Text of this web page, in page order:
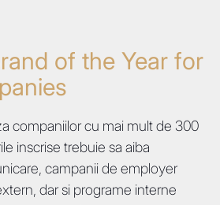
of the Year for
companiilor cu mai mult de 300
inscrise trebuie sa aiba
campanii de employer
dar si programe interne